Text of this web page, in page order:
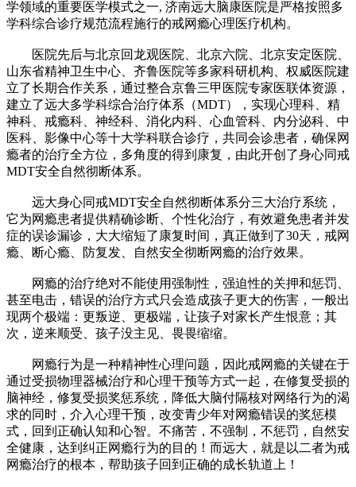
学领域的重要医学模式之一, 济南远大脑康医院是严格按照多
学科综合诊疗规范流程施行的戒网瘾心理医疗机构。
医院先后与北京回龙观医院、北京六院、北京安定医院、
山东省精神卫生中心、齐鲁医院等多家科研机构、权威医院建
立了长期合作关系，通过整合京鲁三甲医院专家医联体资源，
建立了远大多学科综合治疗体系（MDT），实现心理科、精
神科、戒瘾科、神经科、消化内科、心血管科、内分泌科、中
医科、影像中心等十大学科联合诊疗，共同会诊患者，确保网
瘾者的治疗全方位，多角度的得到康复，由此开创了身心同戒
MDT安全自然彻断体系。
远大身心同戒MDT安全自然彻断体系分三大治疗系统，
它为网瘾患者提供精确诊断、个性化治疗，有效避免患者并发
症的误诊漏诊，大大缩短了康复时间，真正做到了30天，戒网
瘾、断心瘾、防复发、自然安全彻断网瘾的治疗效果。
网瘾的治疗绝对不能使用强制性，强迫性的关押和惩罚、
甚至电击，错误的治疗方式只会造成孩子更大的伤害，一般出
现两个极端：更叛逆、更极端，让孩子对家长产生恨意；其
次，逆来顺受、孩子没主见、畏畏缩缩。
网瘾行为是一种精神性心理问题，因此戒网瘾的关键在于
通过受损物理器械治疗和心理干预等方式一起，在修复受损的
脑神经，修复受损奖惩系统，降低大脑付隔核对网络行为的渴
求的同时，介入心理干预，改变青少年对网瘾错误的奖惩模
式，回到正确认知和心智。不痛苦，不强制，不惩罚，自然安
全健康，达到纠正网瘾行为的目的！而远大，就是以二者为戒
网瘾治疗的根本，帮助孩子回到正确的成长轨道上！